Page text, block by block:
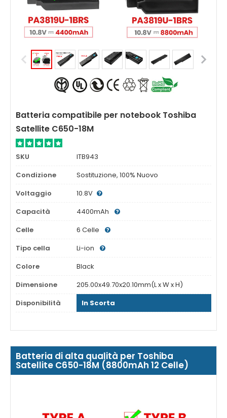
Batteria compatibile per notebook Toshiba
Satellite C650-18M
SKU
ITB943
Condizione
Sostituzione, 100% Nuovo
Voltaggio
10.8V
Capacità
4400mAh
Celle
6 Celle
Tipo cella
Li-ion
Colore
Black
Dimensione
205.00x49.70x20.10mm(L x W x H)
Disponibilità
In Scorta
Batteria di alta qualità per Toshiba
Satellite C650-18M (8800mAh 12 Celle)